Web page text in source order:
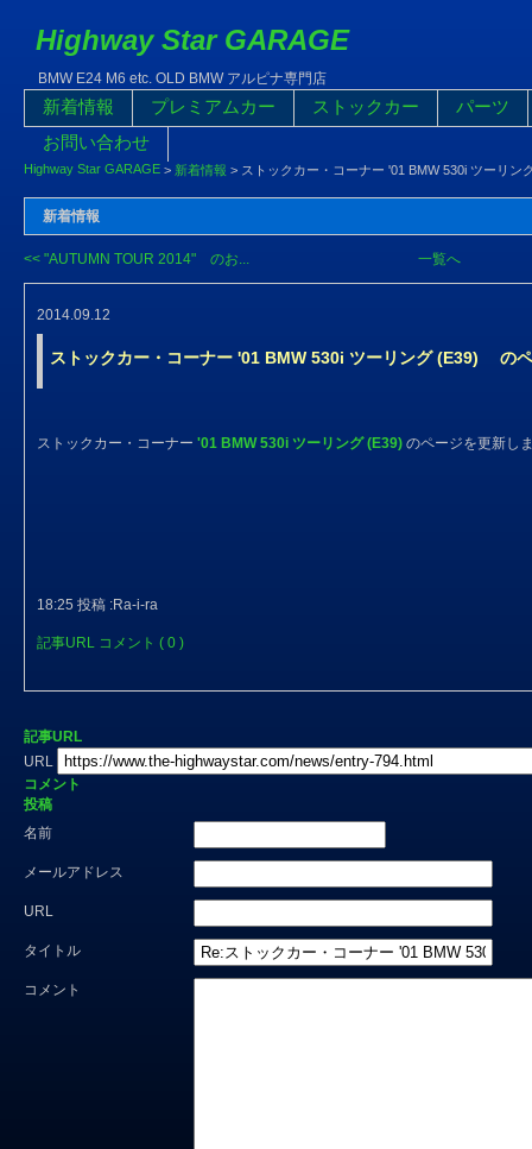
Highway Star GARAGE
BMW E24 M6 etc. OLD BMW アルピナ専門店
新着情報 プレミアムカー ストックカー
パーツ
お問い合わせ
Highway Star GARAGE > 新着情報 > ストックカー・コーナー '01 BMW 530i ツーリ
新着情報
<< "AUTUMN TOUR 2014" のお... 一覧へ
2014.09.12
ストックカー・コーナー '01 BMW 530i ツーリング (E39) の
ストックカー・コーナー '01 BMW 530i ツーリング (E39) のページを更新し
18:25 投稿 :Ra-i-ra
記事URL コメント ( 0 )
記事URL
URL
コメント
投稿
名前
メールアドレス
URL
タイトル
コメント